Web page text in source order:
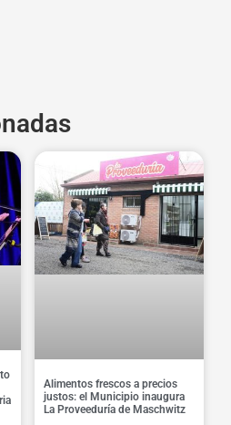
Alimentos frescos a precios
justos: el Municipio inaugura
La Proveeduría de Maschwitz